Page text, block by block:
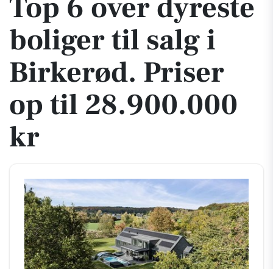
Top 6 over dyreste
boliger til salg i
Birkerød. Priser
op til 28.900.000
kr